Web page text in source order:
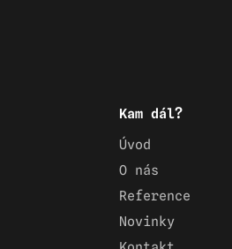
Kam dál?
Úvod
O nás
Reference
Novinky